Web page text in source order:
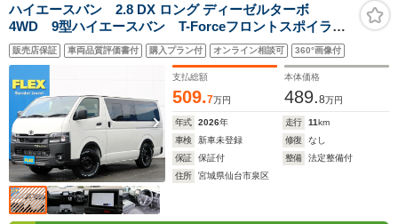
ハイエースバン 2.8 DX ロング ディーゼルターボ
4WD 9型ハイエースバン T-Forceフロントスポイラ
ー ReClassicグリル ヘッドライトインナーブラック塗
装 前後エンブレムマットブラック塗装 Paw16AW
GRANDTREKタイヤ
販売店保証 車両品質評価書付 購入プラン付 オンライン相談可 360°画像付
支払総額
509.7万円
本体価格
489.8万円
年式 2026年 走行 11km
車検
新車未登録 修復
なし
保証
保証付 整備
法定整備付
住所
宮城県仙台市泉区